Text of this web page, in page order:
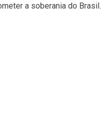
a soberania do Brasil.